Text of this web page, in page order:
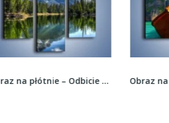
Obraz na płótnie – Odbicie przyrody w czystej...